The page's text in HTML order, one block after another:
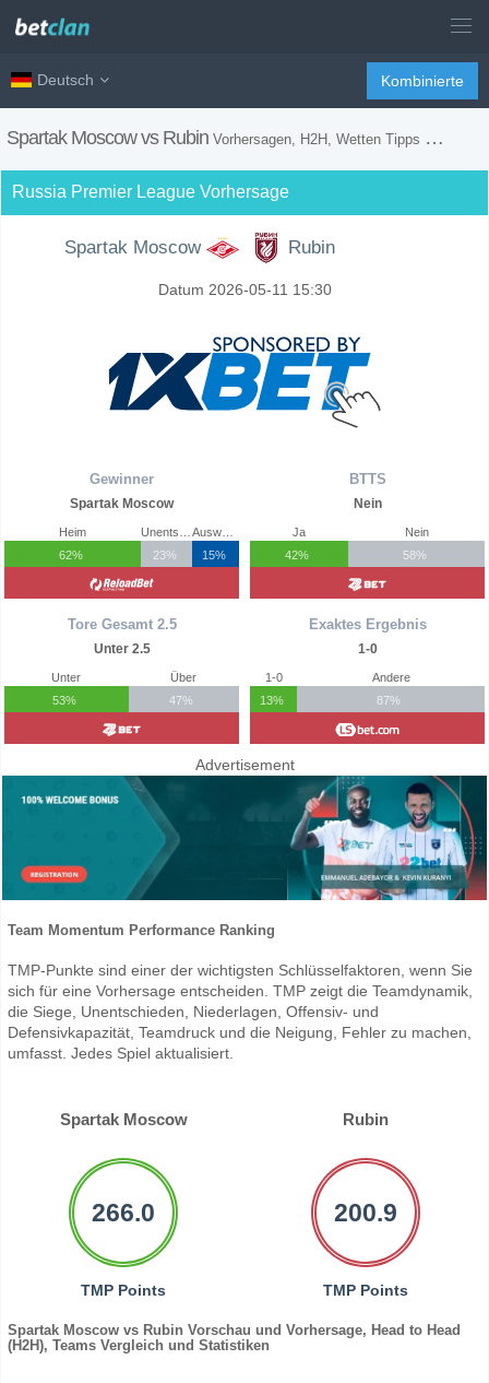
Deutsch Kombinierte
Spartak Moscow vs Rubin Vorhersagen, H2H, Wetten Tipps und Spiel Vorschau
Russia Premier League Vorhersage
Spartak Moscow Rubin
Datum 2026-05-11 15:30
Gewinner
Spartak Moscow
Heim
62%
23%
15%
Tore Gesamt 2.5
Unter 2.5
Unter
53%
Über
47%
BTTS
Nein
Ja
42%
Nein
58%
Exaktes Ergebnis
1-0
1-0
13%
Andere
87%
Advertisement
Team Momentum Performance Ranking
TMP-Punkte sind einer der wichtigsten Schlüsselfaktoren, wenn Sie
sich für eine Vorhersage entscheiden. TMP zeigt die Teamdynamik,
die Siege, Unentschieden, Niederlagen, Offensiv- und
Defensivkapazität, Teamdruck und die Neigung, Fehler zu machen,
umfasst. Jedes Spiel aktualisiert.
Spartak Moscow Rubin
266.0
TMP Points
200.9
TMP Points
Spartak Moscow vs Rubin Vorschau und Vorhersage, Head to Head
(H2H), Teams Vergleich und Statistiken